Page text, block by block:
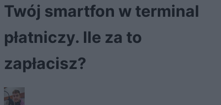
Twój smartfon w terminal
płatniczy. Ile za to
zapłacisz?